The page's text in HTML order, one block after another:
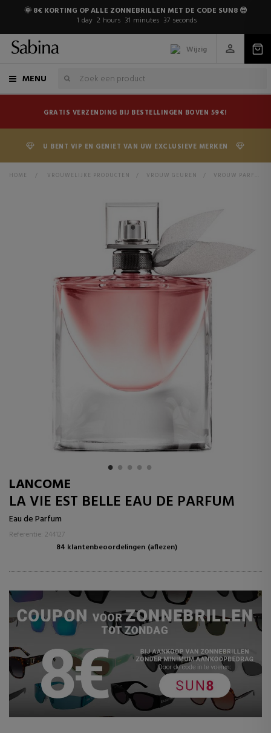
🌞 8€ KORTING OP ALLE ZONNEBRILLEN MET DE CODE SUN8 😎
1 day 2 hours 31 minutes 37 seconds
Wijzig
MENU
GRATIS VERZENDING BIJ BESTELLINGEN BOVEN 59€!
U BENT VIP EN GENIET VAN UW EXCLUSIEVE MERKEN
HOME > VROUWELIJKE PRODUCTEN > VROUW GEUREN > VROUW PARFUMS
LANCOME
LA VIE EST BELLE EAU DE PARFUM
Eau de Parfum
Referentie: 244127
84 klantenbeoordelingen (aflezen)